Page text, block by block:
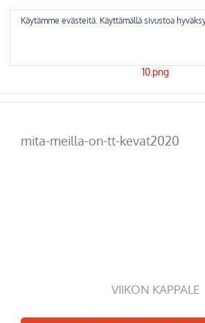
mita-meilla-on-tt-kevat2020
VIIKON KAPPALE
Käytämme evästeitä. Käyttämällä sivustoa